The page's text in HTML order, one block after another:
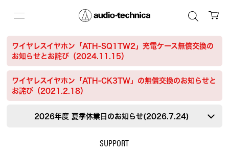
SUPPORT
ワイヤレスイヤホン「ATH-SQ1TW2」充電ケース無償交換の
お知らせとお詫び（2024.11.15）
ワイヤレスイヤホン「ATH-CK3TW」の無償交換のお知らせと
お詫び（2021.2.18）
2026年度 夏季休業日のお知らせ(2026.7.24)